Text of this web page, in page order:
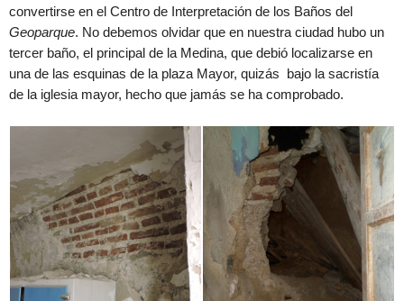
convertirse en el Centro de Interpretación de los Baños del
Geoparque. No debemos olvidar que en nuestra ciudad hubo un
tercer baño, el principal de la Medina, que debió localizarse en
una de las esquinas de la plaza Mayor, quizás bajo la sacristía
de la iglesia mayor, hecho que jamás se ha comprobado.